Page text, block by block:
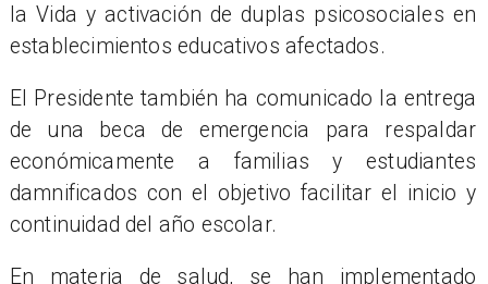
la Vida y activación de duplas psicosociales en
establecimientos educativos afectados.
El Presidente también ha comunicado la entrega
de una beca de emergencia para respaldar
económicamente a familias y estudiantes
damnificados con el objetivo facilitar el inicio y
continuidad del año escolar.
En materia de salud, se han implementado